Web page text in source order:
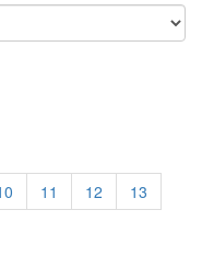
11 12
13